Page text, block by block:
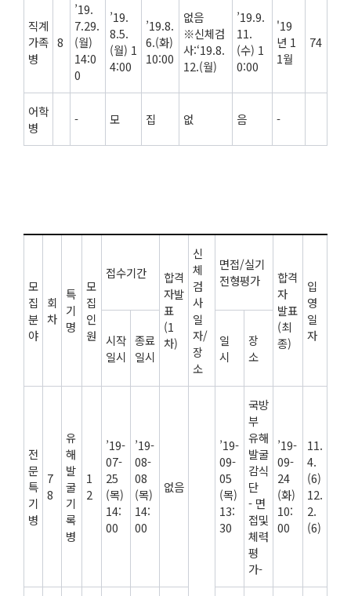
직계
가족
병
8
’19.
7.29.
(월)
14:0
0
’19.
8.5.
(월) 1
4:00
’19.8.
6.(화)
10:00
없음
※신체검
사:‘19.8.
12.(월)
’19.9.
11.
(수) 1
0:00
'19
년 1
1월
74
어학
병
- 모 집 없 음 -
모
집
분
야
회
차
특
기
명
모
집
인
원
접수기간
합격
자발
표
(1
차)
신
체
검
사
일
자/
장
소
면접/실기
전형평가
합격
자
발표
(최
종)
입
영
일
자
시작
일시
종료
일시
일
시
장
소
전
문
특
기
병
7
8
유
해
발
굴
기
록
병
1
2
’19-
07-
25
(목)
14:
00
’19-
08-
08
(목)
14:
00
없음
’19-
09-
05
(목)
13:
30
국방
부
유해
발굴
감식
단
- 면
접및
체력
평
가-
’19-
09-
24
(화)
10:
00
11.
4.
(6)
12.
2.
(6)